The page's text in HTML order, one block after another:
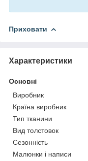
Приховати
Характеристики
Основні
Виробник
Країна виробник
Тип тканини
Вид толстовок
Сезонність
Малюнки і написи